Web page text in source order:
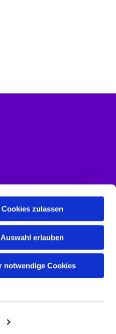
Cookies zulassen
Auswahl erlauben
notwendige Cookies